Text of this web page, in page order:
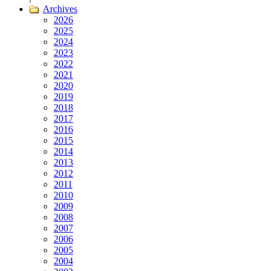
Archives
2026
2025
2024
2023
2022
2021
2020
2019
2018
2017
2016
2015
2014
2013
2012
2011
2010
2009
2008
2007
2006
2005
2004